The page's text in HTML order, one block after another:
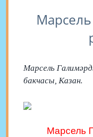
Марсель
бакчасы, Казан.
Марсель